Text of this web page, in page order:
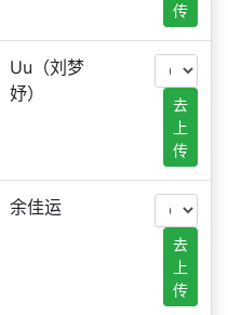
传
Uu（刘梦
妤）
去
上
传
余佳运
去
上
传